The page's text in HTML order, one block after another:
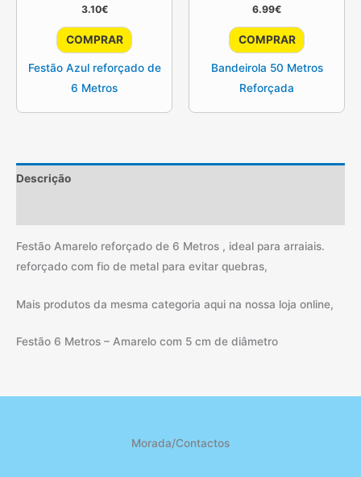
3.10€
COMPRAR
Festão Azul reforçado de
6 Metros
6.99€
COMPRAR
Bandeirola 50 Metros
Reforçada
Descrição
Festão Amarelo reforçado de 6 Metros , ideal para arraiais.
reforçado com fio de metal para evitar quebras,
Mais produtos da mesma categoria aqui na nossa loja online,
Festão 6 Metros – Amarelo com 5 cm de diâmetro
Morada/Contactos